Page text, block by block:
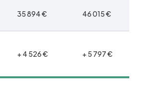
35 894 € 46 015 €
+ 4 526 € + 5 797 €